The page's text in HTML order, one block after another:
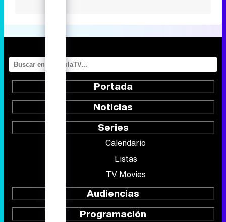
Portada
Noticias
Series
Calendario
Listas
TV Movies
Audiencias
Programación